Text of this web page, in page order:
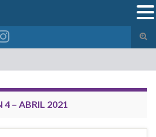
el
4 – ABRIL 2021